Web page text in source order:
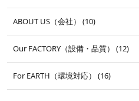
ABOUT US（会社） (10)
Our FACTORY（設備・品質） (12)
For EARTH（環境対応） (16)